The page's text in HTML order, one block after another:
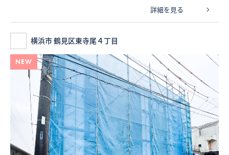
詳細を見る
横浜市 鶴見区東寺尾４丁目
NEW